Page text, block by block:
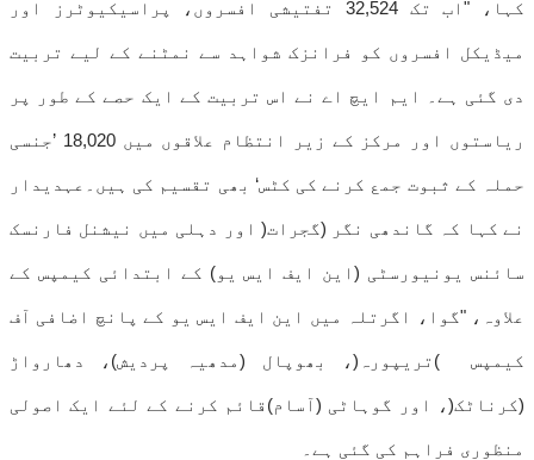
کہا، "اب تک 32,524 تفتیشی افسروں، پراسیکیوٹرز اور
میڈیکل افسروں کو فرانزک شواہد سے نمٹنے کے لیے تربیت
دی گئی ہے۔ ایم ایچ اے نے اس تربیت کے ایک حصے کے طور پر
ریاستوں اور مرکز کے زیر انتظام علاقوں میں 18,020 ’جنسی
حملہ کے ثبوت جمع کرنے کی کٹس‘ بھی تقسیم کی ہیں۔عہدیدار
نے کہا کہ گاندھی نگر (گجرات( اور دہلی میں نیشنل فارنسک
سائنس یونیورسٹی (این ایف ایس یو) کے ابتدائی کیمپس کے
علاوہ، "گوا، اگرتلہ میں این ایف ایس یو کے پانچ اضافی آف
کیمپس )تریپورہ(، بھوپال (مدھیہ پردیش)، دھارواڑ
(کرناٹک(، اور گوہاٹی (آسام)قائم کرنے کے لئے ایک اصولی
منظوری فراہم کی گئی ہے۔